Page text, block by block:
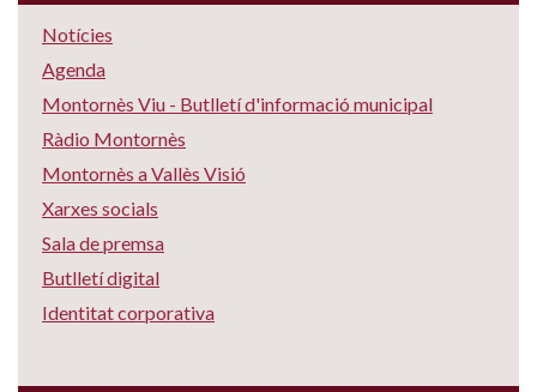
Notícies
Agenda
Montornès Viu - Butlletí d'informació municipal
Ràdio Montornès
Montornès a Vallès Visió
Xarxes socials
Sala de premsa
Butlletí digital
Identitat corporativa